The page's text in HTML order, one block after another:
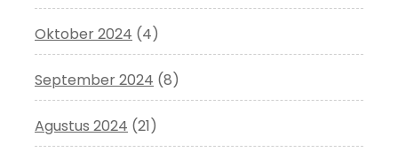
Oktober 2024 (4)
September 2024 (8)
Agustus 2024 (21)